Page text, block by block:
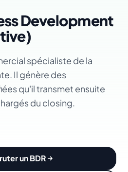
Development
spécialiste de la
Il génère des
qu'il transmet ensuite
du closing.
un BDR